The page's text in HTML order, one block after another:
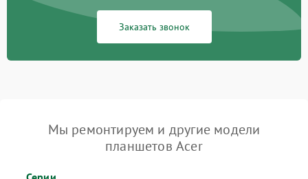
Заказать звонок
Мы ремонтируем и другие модели
планшетов Acer